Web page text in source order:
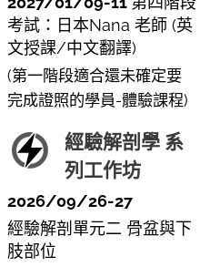
考試：日本Nana 老師 (英
文授課/中文翻譯)
(第一階段適合還未確定要
完成證照的學員-體驗課程)
經驗解剖學 系
列工作坊
2026/09/26-27
經驗解剖單元二 骨盆與下
肢部位